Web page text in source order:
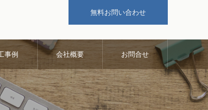
無料お問い合わせ
事例 会社概要 お問合せ